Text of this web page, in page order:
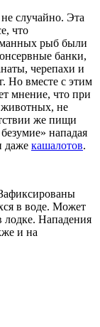
случайно. Эта
что
рыб были
банки,
черепахи и
Но вместе с этим
мнение, что при
животных, не
же пищи
нападая
даже кашалотов.
в воде. Может
лодке. Нападения
и на